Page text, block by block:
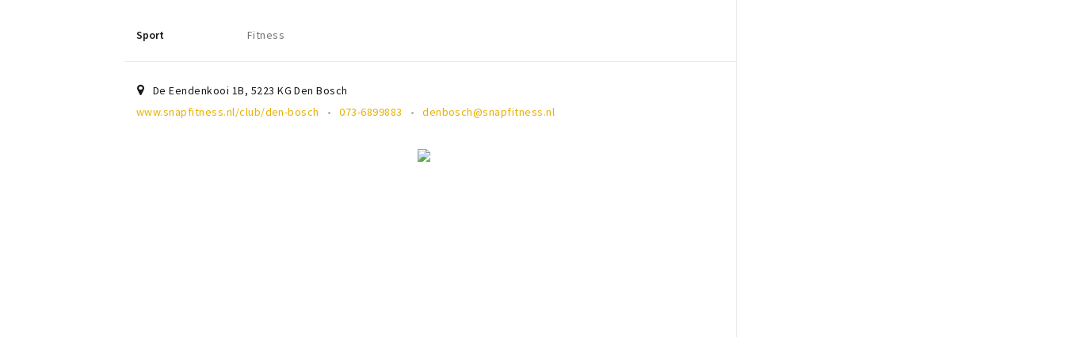
Sport Fitness
De Eendenkooi 1B, 5223 KG Den Bosch
www.snapfitness.nl/club/den-bosch
073-6899883 denbosch@snapfitness.nl